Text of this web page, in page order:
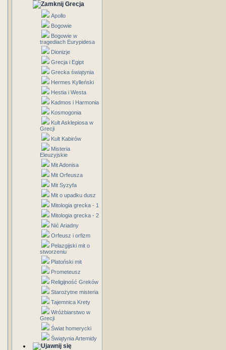
Grecja
Apollo
Bogowie
Bogowie w
tragediach Eurypidesa
Dionizje
Grecja i Egipt
Grecka świątynia
Hermes Kylleński
Hestia i Westa
Kadmos i Harmonia
Kosmogonia
Kult Asklepiosa w
Grecji
Kult Kabirów
Misteria
Eleuzyjskie
Mit Adonisa
Mit Orfeusza
Mit Syzyfa
Mit o upadku dusz
Mitologia grecka - 1
Mitologia grecka - 2
Nić Ariadny
Orfeusz i orfizm
Pelazgijski mit o
stworzeniu
Platoński mit
Prometeusz
Religijność Greków
Starożytne misteria
Tajemnica Krety
Wróżbiarstwo w
Grecji
Świat homerycki
Świątynia Artemidy